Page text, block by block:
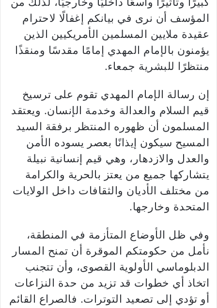
المؤسف أن نرى في بيانكم إغفالًا لاحترام
عقيدة ملايين المسلمين الأمريكيين الذين
يؤمنون بالإمام المهدي إمامًا مقدسًا ومنقذًا
منتظرًا للبشرية جمعاء.
إن رسالة الإمام المهدي تقوم على ترسيخ
قيم السلام والعدالة وخدمة الإنسان. ويعتقد
المسلمون أن ظهوره المنتظر برفقة السيد
المسيح سيكون إيذانًا بعصر يسوده الأمن
والعدل والازدهار، وهي قيم إنسانية نبيلة
يتشاركها جميع من يعتز بالحرية والكرامة
من مختلف الأديان والثقافات داخل الولايات
المتحدة وخارجها.
وفي ظل الأوضاع المتأزمة في المنطقة،
نأمل من حكومتكم الموقرة أن تمنح المسار
الدبلوماسي الأولوية القصوى، وأن تتجنب
اتخاذ أي خطوات قد تزيد من حدة النزاعات
أو تؤدي إلى تصعيد التوترات. فالصراع القائم